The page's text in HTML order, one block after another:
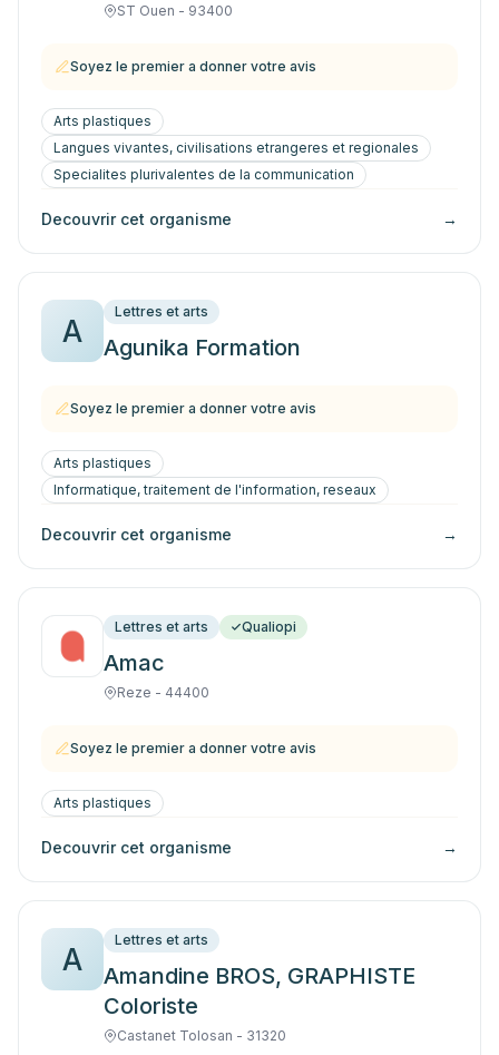
ST Ouen - 93400
Soyez le premier a donner votre avis
Arts plastiques
Langues vivantes, civilisations etrangeres et regionales
Specialites plurivalentes de la communication
Decouvrir cet organisme →
A
Lettres et arts
Agunika Formation
Soyez le premier a donner votre avis
Arts plastiques
Informatique, traitement de l'information, reseaux
Decouvrir cet organisme →
Lettres et arts Qualiopi
Amac
Reze - 44400
Soyez le premier a donner votre avis
Arts plastiques
Decouvrir cet organisme →
A
Lettres et arts
Amandine BROS, GRAPHISTE
Coloriste
Castanet Tolosan - 31320